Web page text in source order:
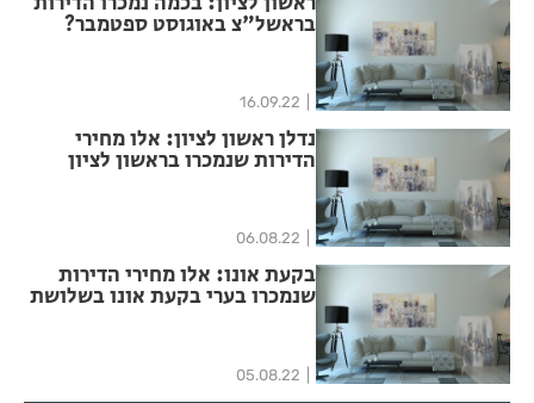
בראשל"צ באוגוסט ספטמבר?
16.09.22
נדלן ראשון לציון: אלו מחירי
הדירות שנמכרו בראשון לציון
06.08.22
בקעת אונו: אלו מחירי הדירות
שנמכרו בערי בקעת אונו בשלושת
05.08.22